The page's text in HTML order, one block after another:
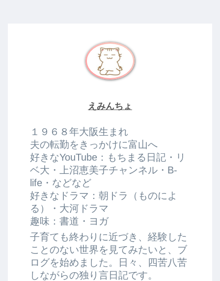
えみんちょ
１９６８年大阪生まれ
夫の転勤をきっかけに富山へ
好きなYouTube：もちまる日記・リ
ベ大・上沼恵美子チャンネル・B-
life・などなど
好きなドラマ：朝ドラ（ものによ
る）・大河ドラマ
趣味：書道・ヨガ
子育ても終わりに近づき、経験した
ことのない世界を見てみたいと、ブ
ログを始めました。日々、四苦八苦
しながらの独り言日記です。